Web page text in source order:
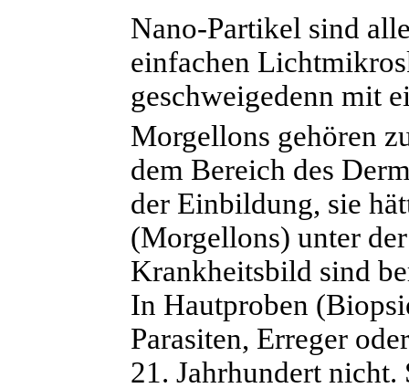
Nano-Partikel sind
einfachen
geschweigedenn mit
Morgellons gehören
dem Bereich des
der Einbildung, sie
(Morgellons) unter
Krankheitsbild sind
In Hautproben
Parasiten, Erreger
21. Jahrhundert nicht.